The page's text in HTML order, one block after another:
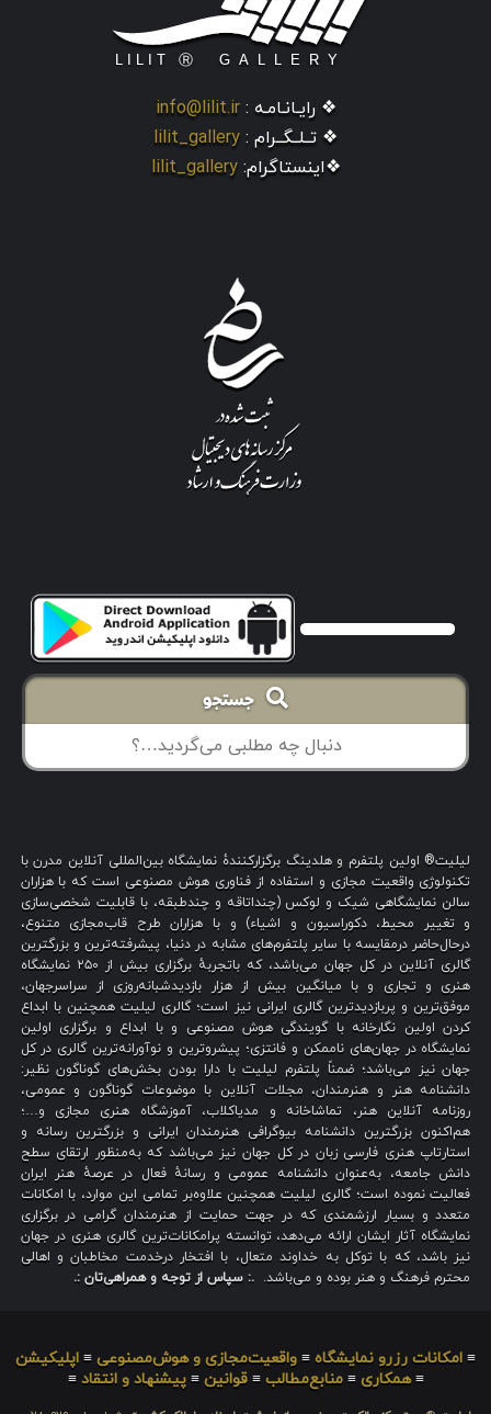
❖ رایـانـامـه : info@lilit.ir
❖ تــلــگــرام : lilit_gallery
❖اینستاگرام: lilit_gallery
جستجو
لیلیت® اولین پلتفرم و هلدینگ برگزارکنندهٔ نمایشگاه بین‌المللی آنلاین مدرن با
تکنولوژی واقعیت مجازی و استفاده از فناوری هوش مصنوعی است که با هزاران
سالن نمایشگاهی شیک و لوکس (چنداتاقه و چندطبقه، با قابلیت شخصی‌سازی
و تغییر محیط، دکوراسیون و اشیاء) و با هزاران طرح قاب‌مجازی متنوع،
درحال‌حاضر درمقایسه با سایر پلتفرم‌های مشابه در دنیا، پیشرفته‌ترین و بزرگترین
گالری آنلاین در کل جهان می‌باشد، که باتجربهٔ برگزاری بیش از ۲۵۰ نمایشگاه
هنری و تجاری و با میانگین بیش از هزار بازدیدشبانه‌روزی از سراسرجهان،
موفق‌ترین و پربازدیدترین گالری ایرانی نیز است؛ گالری لیلیت همچنین با ابداع
کردن اولین نگارخانه با گویندگی هوش مصنوعی و با ابداع و برگزاری اولین
نمایشگاه در جهان‌های ناممکن و فانتزی؛ پیشروترین و نوآورانه‌ترین گالری در کل
جهان نیز می‌باشد؛ ضمناً پلتفرم لیلیت با دارا بودن بخش‌های گوناگون نظیر:
دانشنامه هنر و هنرمندان، مجلات آنلاین با موضوعات گوناگون و عمومی،
روزنامه آنلاین هنر، تماشاخانه و مدیاکلاب، آموزشگاه هنری مجازی و…؛
هم‌اکنون بزرگترین دانشنامه بیوگرافی هنرمندان ایرانی و بزرگترین رسانه و
استارتاپ هنری فارسی زبان در کل جهان نیز می‌باشد که به‌منظور ارتقای سطح
دانش جامعه، به‌عنوان دانشنامه عمومی و رسانهٔ فعال در عرصهٔ هنر ایران
فعالیت نموده است؛ گالری لیلیت همچنین علاوه‌بر تمامی این موارد، با امکانات
متعدد و بسیار ارزشمندی که در جهت حمایت از هنرمندان گرامی در برگزاری
نمایشگاه آثار ایشان ارائه می‌دهد، توانسته پرامکانات‌ترین گالری هنری در جهان
نیز باشد، که با توکل به خداوند متعال، با افتخار درخدمت مخاطبان و اهالی
محترم فرهنگ و هنر بوده و می‌باشد. .: سپاس از توجه و همراهی‌تان :.
≡ امکانات رزرو نمایشگاه ≡ واقعیت‌مجازی و هوش‌مصنوعی ≡ اپلیکیشن
≡همکاری ≡منابع‌مطالب ≡قوانین ≡پیشنهاد و انتقاد ≡